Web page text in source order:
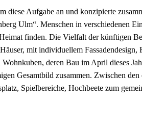
diese Aufgabe an und konzipierte
Ulm“. Menschen in verschiedenen
finden. Die Vielfalt der künftigen
mit individuellem
deren Bau im April dieses
Gesamtbild zusammen. Zwischen
Spielbereiche, Hochbeete zum